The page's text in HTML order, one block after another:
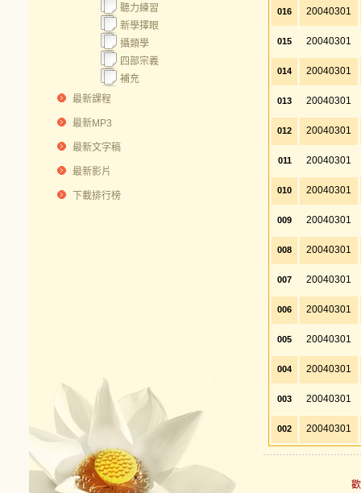
聽力練習
新學擇眼
攝類學
四部宗義
補充
最新課程
最新MP3
最新文字稿
最新影片
下載排行榜
016 20040301
015 20040301
014 20040301
013 20040301
012 20040301
011 20040301
010 20040301
009 20040301
008 20040301
007 20040301
006 20040301
005 20040301
004 20040301
003 20040301
002 20040301